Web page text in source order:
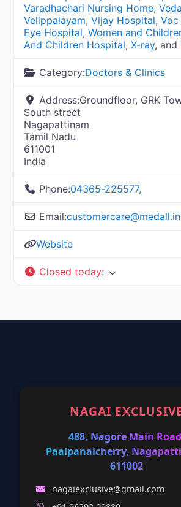
Varadhachari Nursing Home,
Velippalayam,Vijay Hospital,Voc
Eye Hospital,Women and
And Children Hospital,X-ray, and
Category:Doctors & Clinics
Address:Groundfloor, GRK
South street
Nagapattinam
Tamil Nadu
611001
India
Phone:04365-225577,
Email:customercare@medall.in
Website
Closed today:
NAGAI
488, Nagore Main
Paalpanaicherry,
611002
nagaiexclusive@gmail.com